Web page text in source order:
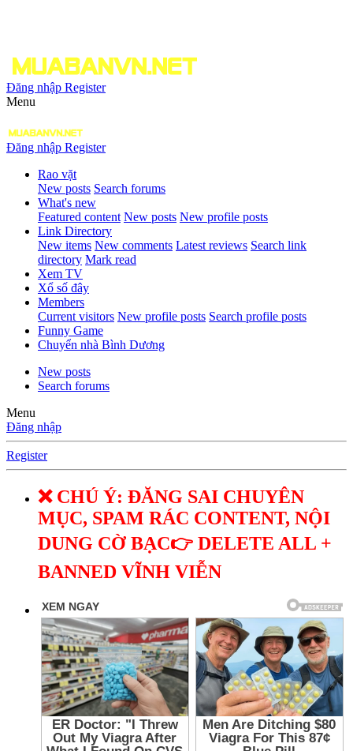
Đăng nhập Register
Menu
Đăng nhập Register
Rao vặt
New posts Search forums
What's new
Featured content New posts New profile posts
Link Directory
New items New comments Latest reviews Search link
directory Mark read
Xem TV
Xổ số đây
Members
Current visitors New profile posts Search profile posts
Funny Game
Chuyển nhà Bình Dương
New posts
Search forums
Menu
Đăng nhập
Register
❌ CHÚ Ý: ĐĂNG SAI CHUYÊN
MỤC, SPAM RÁC CONTENT, NỘI
DUNG CỜ BẠC👉 DELETE ALL +
BANNED VĨNH VIỄN